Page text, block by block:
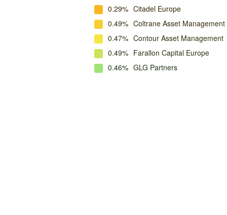
0.29% Citadel Europe
0.49% Coltrane Asset Management
0.47% Contour Asset Management
0.49% Farallon Capital Europe
0.46% GLG Partners